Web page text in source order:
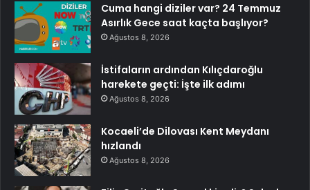
Cuma hangi diziler var? 24 Temmuz
Asırlık Gece saat kaçta başlıyor?
Ağustos 8, 2026
İstifaların ardından Kılıçdaroğlu
harekete geçti: İşte ilk adımı
Ağustos 8, 2026
Kocaeli’de Dilovası Kent Meydanı
hızlandı
Ağustos 8, 2026